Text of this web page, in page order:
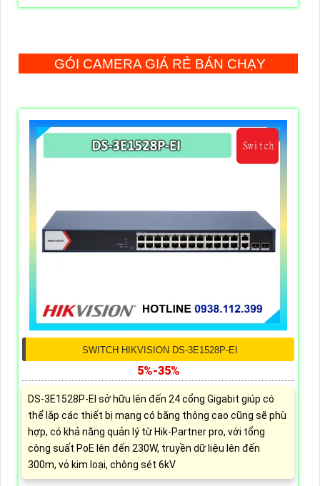
GÓI CAMERA GIÁ RẺ BÁN CHẠY
SWITCH HIKVISION DS-3E1528P-EI
5%-35%
DS-3E1528P-EI sở hữu lên đến 24 cổng Gigabit giúp có
thể lắp các thiết bị mạng có băng thông cao cũng sẽ phù
hợp, có khả năng quản lý từ Hik-Partner pro, với tổng
công suất PoE lên đến 230W, truyền dữ liệu lên đến
300m, vỏ kim loại, chông sét 6kV